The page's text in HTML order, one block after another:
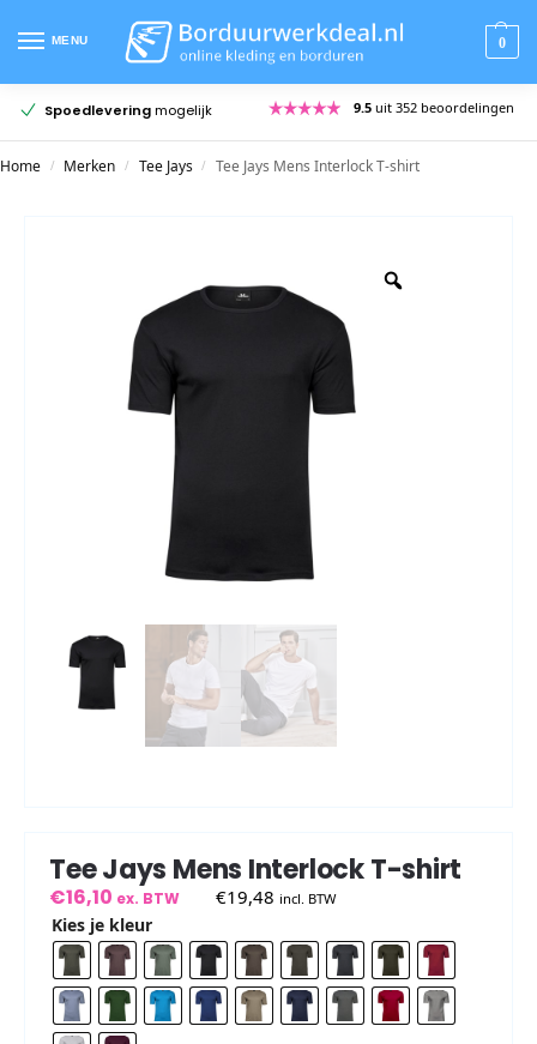
MENU 0
Spoedleveringmogelijk 9.5 uit 352 beoordelingen
Home / Merken / Tee Jays / Tee Jays Mens Interlock T-shirt
Tee Jays Mens Interlock T-shirt
€16,10 ex. BTW €19,48 incl. BTW
Kies je kleur